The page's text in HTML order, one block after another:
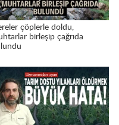
çöplerle doldu,
birleşip çağrıda